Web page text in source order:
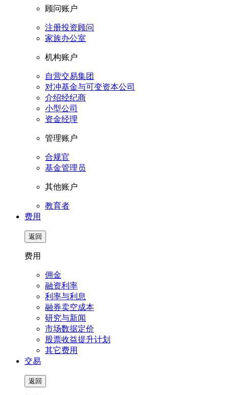
顾问账户
注册投资顾问
家族办公室
机构账户
自营交易集团
对冲基金与可变资本公司
介绍经纪商
小型公司
资金经理
管理账户
合规官
基金管理员
其他账户
教育者
费用
返回
费用
佣金
融资利率
利率与利息
融券卖空成本
研究与新闻
市场数据定价
股票收益提升计划
其它费用
交易
返回